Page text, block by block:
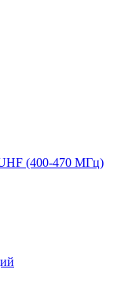
(400-470 МГц)